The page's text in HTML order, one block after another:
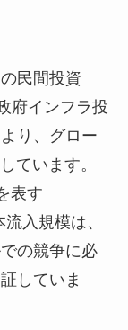
民間投資
府インフラ投
り、グロー
ています。
表す
入規模は、
の競争に必
していま